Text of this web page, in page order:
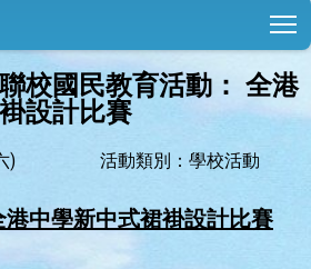
校國民教育活動： 全港
設計比賽
) 活動類別：學校活動
港中學新中式裙褂設計比賽